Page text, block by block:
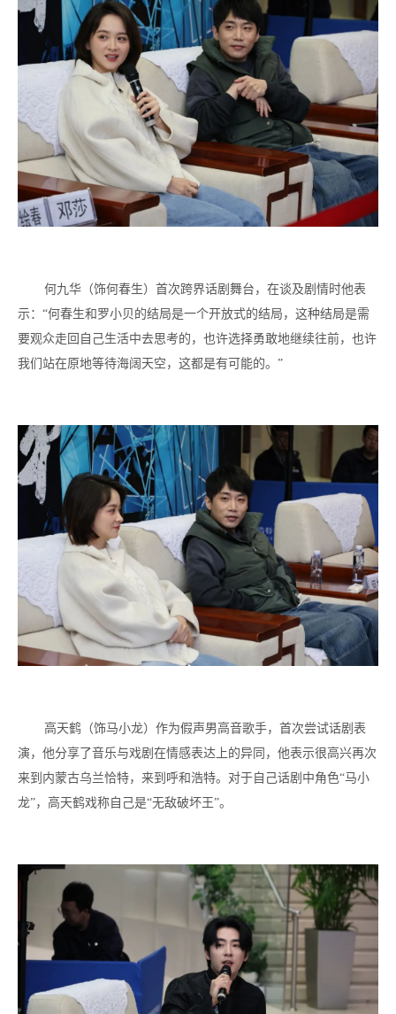
何九华（饰何春生）首次跨界话剧舞台，在谈及剧情时他表
示：“何春生和罗小贝的结局是一个开放式的结局，这种结局是需
要观众走回自己生活中去思考的，也许选择勇敢地继续往前，也许
我们站在原地等待海阔天空，这都是有可能的。”
高天鹤（饰马小龙）作为假声男高音歌手，首次尝试话剧表
演，他分享了音乐与戏剧在情感表达上的异同，他表示很高兴再次
来到内蒙古乌兰恰特，来到呼和浩特。对于自己话剧中角色“马小
龙”，高天鹤戏称自己是“无敌破坏王”。